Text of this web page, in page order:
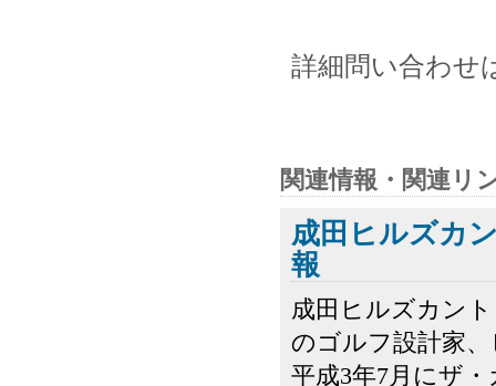
詳細問い合わせ
関連情報・関連リ
成田ヒルズカ
報
成田ヒルズカン
のゴルフ設計家
平成3年7月にザ